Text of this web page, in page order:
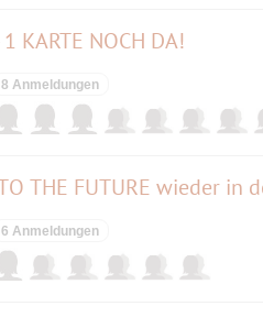
KARTE NOCH DA!
8 Anmeldungen
THE FUTURE wieder in
6 Anmeldungen